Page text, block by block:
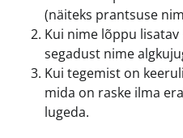
(näiteks prantsuse
Kui nime lõppu
segadust nime
Kui tegemist on
mida on raske ilma
lugeda.